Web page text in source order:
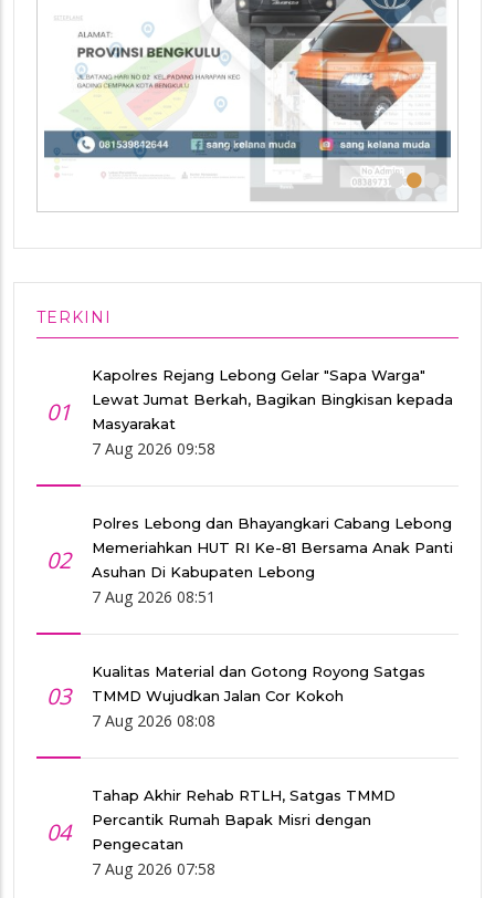
•••
TERKINI
01
Kapolres Rejang Lebong Gelar "Sapa Warga"
Lewat Jumat Berkah, Bagikan Bingkisan kepada
Masyarakat
7 Aug 2026 09:58
02
Polres Lebong dan Bhayangkari Cabang Lebong
Memeriahkan HUT RI Ke-81 Bersama Anak Panti
Asuhan Di Kabupaten Lebong
7 Aug 2026 08:51
03
Kualitas Material dan Gotong Royong Satgas
TMMD Wujudkan Jalan Cor Kokoh
7 Aug 2026 08:08
04
Tahap Akhir Rehab RTLH, Satgas TMMD
Percantik Rumah Bapak Misri dengan
Pengecatan
7 Aug 2026 07:58